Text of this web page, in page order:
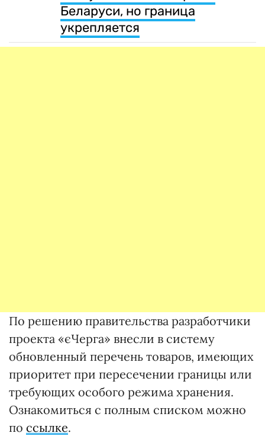
Беларуси, но граница
укрепляется
По решению правительства разработчики
проекта «єЧерга» внесли в систему
обновленный перечень товаров, имеющих
приоритет при пересечении границы или
требующих особого режима хранения.
Ознакомиться с полным списком можно
по ссылке.